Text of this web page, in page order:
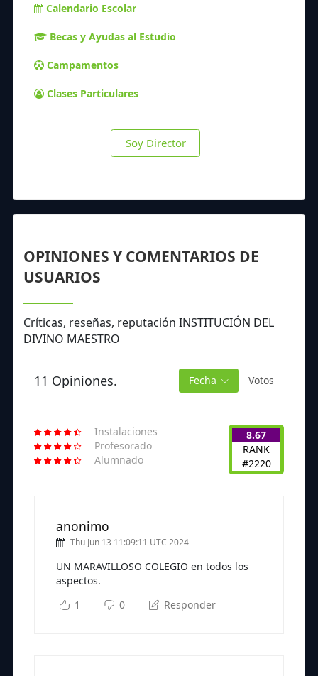
Calendario Escolar
Becas y Ayudas al Estudio
Campamentos
Clases Particulares
Soy Director
OPINIONES Y COMENTARIOS DE
USUARIOS
Críticas, reseñas, reputación INSTITUCIÓN DEL
DIVINO MAESTRO
11 Opiniones. Fecha Votos
Instalaciones
Profesorado
Alumnado
8.67
RANK
#2220
anonimo
Thu Jun 13 11:09:11 UTC 2024
UN MARAVILLOSO COLEGIO en todos los
aspectos.
1
0 Responder